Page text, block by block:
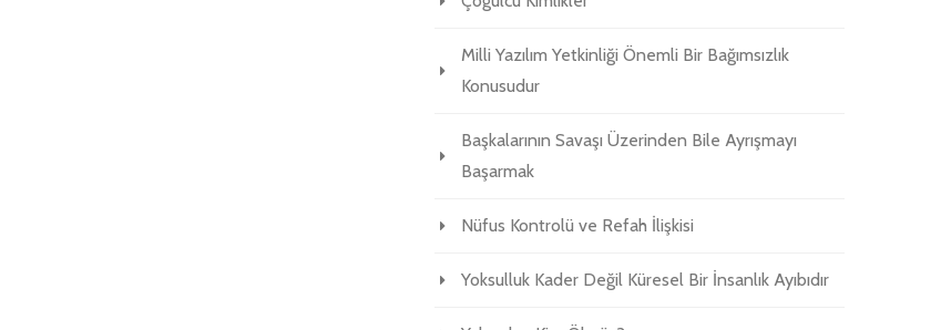
Milli Yazılım Yetkinliği Önemli Bir Bağımsızlık
Konusudur
Başkalarının Savaşı Üzerinden Bile Ayrışmayı
Başarmak
Nüfus Kontrolü ve Refah İlişkisi
Yoksulluk Kader Değil Küresel Bir İnsanlık Ayıbıdır